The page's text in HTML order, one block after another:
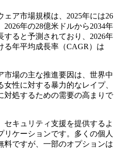
ア市場規模は、2025年には26
年の28億米ドルから2034年
すると予測されており、2026年
る年平均成長率（CAGR）は
市場の主な推進要因は、世界中
性に対する暴力的なレイプ、
対処するための需要の高まりで
キュリティ支援を提供するよ
リケーションです。多くの個人
料ですが、一部のオプションは